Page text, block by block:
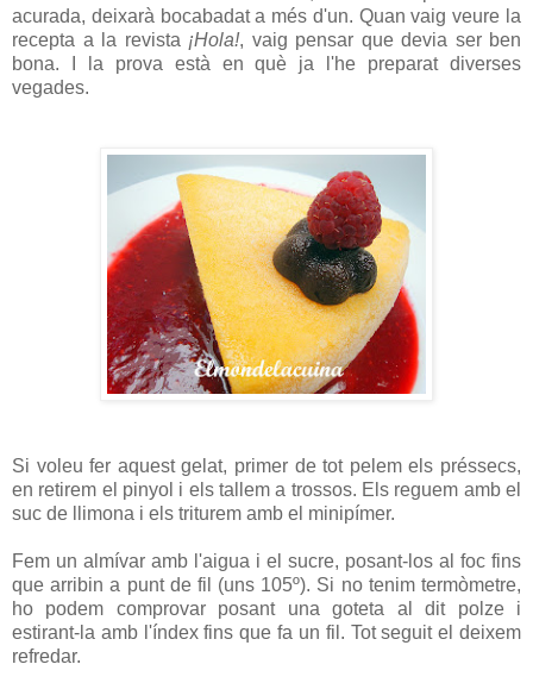
acurada, deixarà bocabadat a més d'un. Quan vaig veure la
recepta a la revista ¡Hola!, vaig pensar que devia ser ben
bona. I la prova està en què ja l'he preparat diverses
vegades.
Si voleu fer aquest gelat, primer de tot pelem els préssecs,
en retirem el pinyol i els tallem a trossos. Els reguem amb el
suc de llimona i els triturem amb el minipímer.
Fem un almívar amb l'aigua i el sucre, posant-los al foc fins
que arribin a punt de fil (uns 105º). Si no tenim termòmetre,
ho podem comprovar posant una goteta al dit polze i
estirant-la amb l'índex fins que fa un fil. Tot seguit el deixem
refredar.